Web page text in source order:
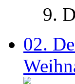
9.
02.